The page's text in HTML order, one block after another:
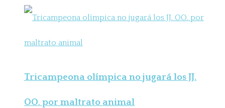
Tricampeona olímpica no jugará los JJ.
OO. por maltrato animal